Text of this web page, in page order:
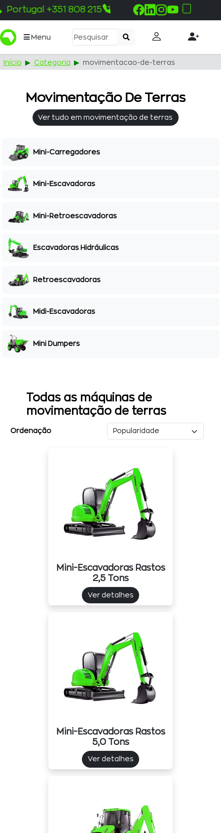
Pemba +258 843 330 100
Menu
Início Categoria movimentacao-de-terras
Movimentação De Terras
Ver tudo em movimentação de terras
Mini-Carregadores
Mini-Escavadoras
Mini-Retroescavadoras
Escavadoras Hidráulicas
Retroescavadoras
Midi-Escavadoras
Mini Dumpers
Todas as máquinas de
movimentação de terras
Ordenação
Mini-Escavadoras Rastos
2,5 Tons
Ver detalhes
Mini-Escavadoras Rastos
5,0 Tons
Ver detalhes